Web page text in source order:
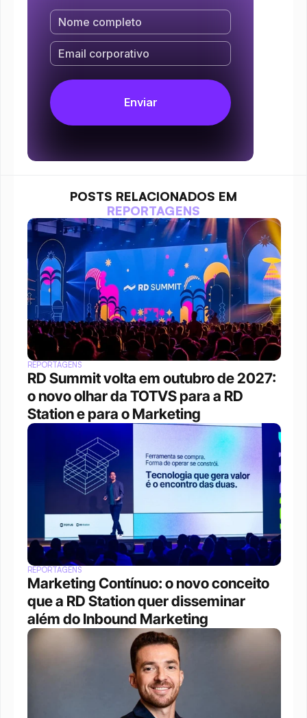
POSTS RELACIONADOS EM
REPORTAGENS
REPORTAGENS
RD Summit volta em outubro de 2027:
o novo olhar da TOTVS para a RD
Station e para o Marketing
REPORTAGENS
Marketing Contínuo: o novo conceito
que a RD Station quer disseminar
além do Inbound Marketing